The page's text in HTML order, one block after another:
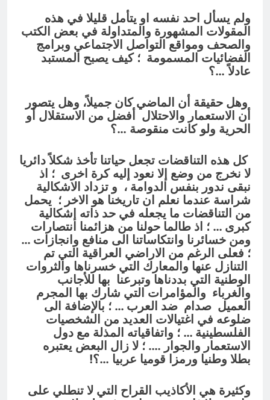
ولم يسأل احد نفسه او يتأمل قليلا في هذه
المقولات المشهورة والمتداولة في بعض الكتب
والصحف ومواقع التواصل الاجتماعي وبرامج
الفضائيات المسمومة ؛ كيف يصبح المستبد
عادلاً …؟
وهل حقيقة أن الماضي كان جميلاً، وهل يتصور
أن الاستعمار والاحتلال أفضل من الاستقلال أو
الحرية ولو كانت منقوصة …؟
كل هذه التناقضات تجعل حياتنا تأخذ شكلاً دائريا
لا نخرج من وضع إلا نعود إليه كرة اخرى ؛ اذ
نبقى ندور بنفس الدوامة ، و تزداد الاشكالية
شراسة عندما نعلم ان تاريخنا هو الاخر ؛ يحمل
من التناقضات ما يجعله في حد ذاته إشكالية
كبرى … ؛ اذ طالما حولنا من هزائمنا انتصارات
ومن خسائرنا وانتكاساتنا الى منافع وانجازات …
؛ فعلى الرغم من الاراضي العراقية التي تم
التنازل عنها والمعارك التي خسرناها والثروات
الوطنية التي بددناها وتبرعنا بها للأجانب
والغرباء والمؤامرات التي شارك بها المجرم
العميل صدام ضد العرب … ؛ بالإضافة الى
ضلوعه في اغتيالات العديد من الشخصيات
الفلسطينية … ؛ واتفاقياته المذلة مع دول
الاستعمار والجوار …. ؛ لا زال البعض يعتبره
بطلا وطنيا ورمزا قوميا عربيا …؟!
وكثيرة هي الأكاذيب القراح التي لا تنطلي على